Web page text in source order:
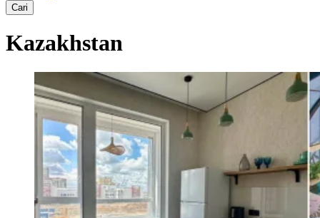
Cari
Kazakhstan